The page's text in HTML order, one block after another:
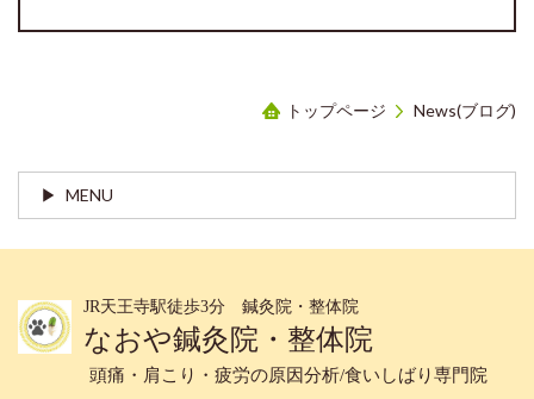
トップページ News(ブログ)
MENU
JR天王寺駅徒歩3分 鍼灸院・整体院
なおや鍼灸院・整体院
頭痛・肩こり・疲労の原因分析/食いしばり専門院